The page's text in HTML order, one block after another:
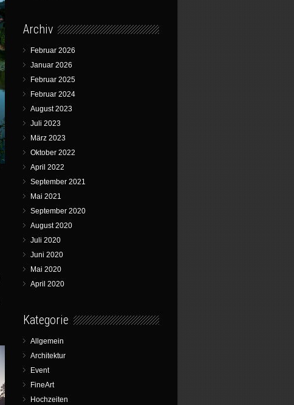
Archiv
Februar 2026
Januar 2026
Februar 2025
Februar 2024
August 2023
Juli 2023
März 2023
Oktober 2022
April 2022
September 2021
Mai 2021
September 2020
August 2020
Juli 2020
Juni 2020
Mai 2020
April 2020
Kategorie
Allgemein
Architektur
Event
FineArt
Hochzeiten